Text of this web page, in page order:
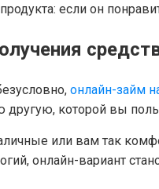
если он
онлайн-займ
которой вы
или вам так
онлайн-вариант